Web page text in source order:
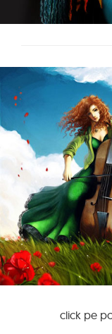
click pe